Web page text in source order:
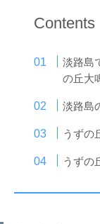
Contents
淡路島
の丘大
淡路島
うずの
うずの